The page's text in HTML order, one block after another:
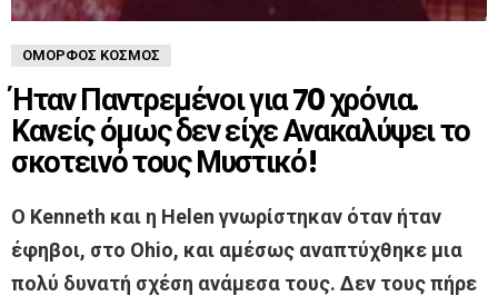
ΌΜΟΡΦΟΣ ΚΌΣΜΟΣ
Ήταν Παντρεμένοι για 70 χρόνια.
Κανείς όμως δεν είχε Ανακαλύψει το
σκοτεινό τους Μυστικό!
O Kenneth και η Helen γνωρίστηκαν όταν ήταν
έφηβοι, στο Ohio, και αμέσως αναπτύχθηκε μια
πολύ δυνατή σχέση ανάμεσα τους. Δεν τους πήρε